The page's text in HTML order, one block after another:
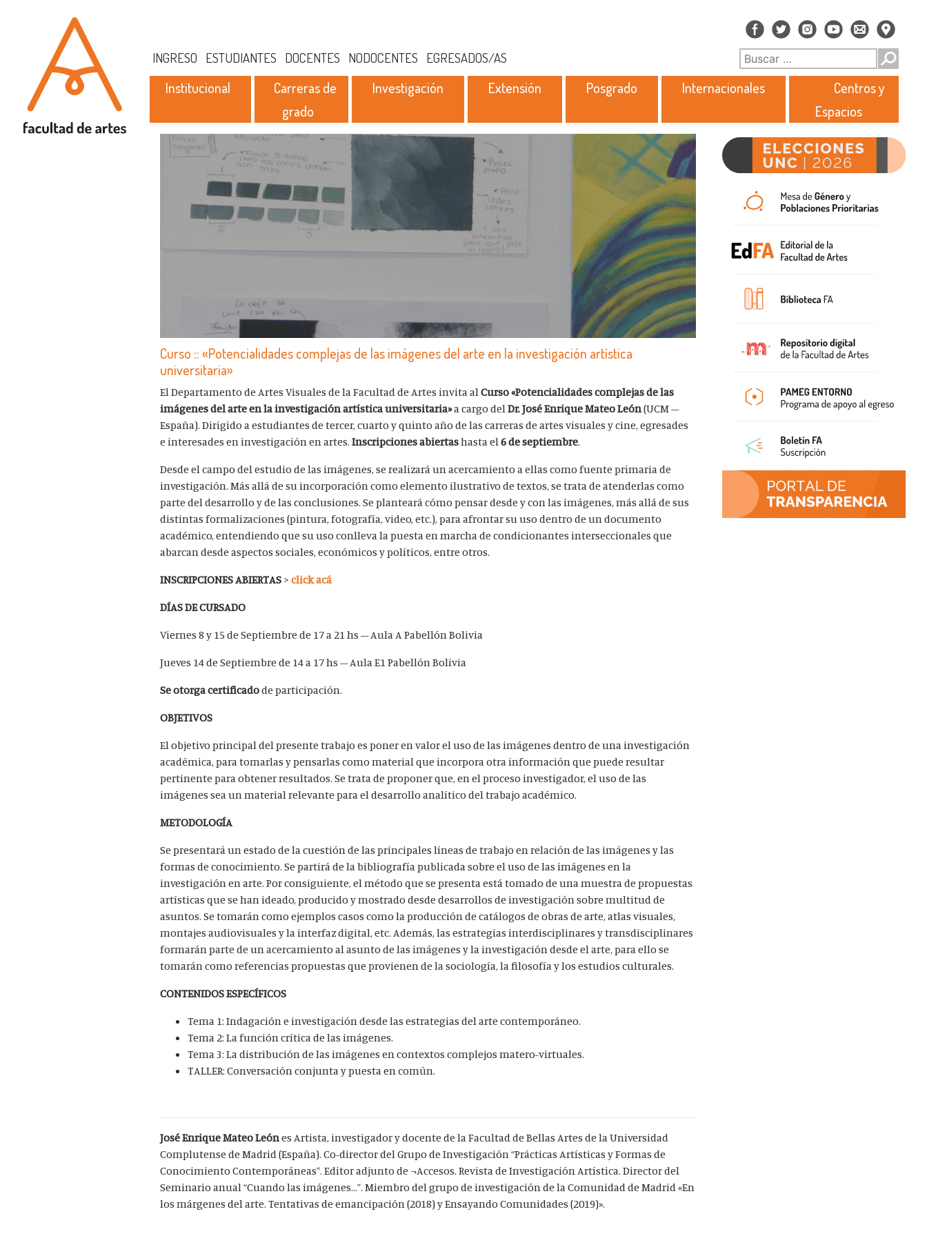
INGRESO ESTUDIANTES DOCENTES NODOCENTES EGRESADOS/AS
Institucional
Carreras de
grado
Investigación Extensión Posgrado Internacionales
Centros y
Espacios
Curso :: «Potencialidades complejas de las imágenes del arte en la investigación artística
universitaria»
El Departamento de Artes Visuales de la Facultad de Artes invita alCurso «Potencialidades complejas de las
imágenes del arte en la investigación artística universitaria»a cargo del Dr. José Enrique Mateo León(UCM –
España). Dirigido a estudiantes de tercer, cuarto y quinto año de las carreras de artes visuales y cine, egresades
e interesades en investigación en artes.Inscripciones abiertashasta el6 de septiembre.
Desde el campo del estudio de las imágenes, se realizará un acercamiento a ellas como fuente primaria de
investigación. Más allá de su incorporación como elemento ilustrativo de textos, se trata de atenderlas como
parte del desarrollo y de las conclusiones. Se planteará cómo pensar desde y con las imágenes, más allá de sus
distintas formalizaciones (pintura, fotografía, video, etc.), para afrontar su uso dentro de un documento
académico, entendiendo que su uso conlleva la puesta en marcha de condicionantes interseccionales que
abarcan desde aspectos sociales, económicos y políticos, entre otros.
INSCRIPCIONES ABIERTAS >click acá
DÍAS DE CURSADO
Viernes 8 y 15 de Septiembre de 17 a 21 hs – Aula A Pabellón Bolivia
Jueves 14 de Septiembre de 14 a 17 hs – Aula E1 Pabellón Bolivia
Se otorga certificadode participación.
OBJETIVOS
El objetivo principal del presente trabajo es poner en valor el uso de las imágenes dentro de una investigación
académica, para tomarlas y pensarlas como material que incorpora otra información que puede resultar
pertinente para obtener resultados. Se trata de proponer que, en el proceso investigador, el uso de las
imágenes sea un material relevante para el desarrollo analítico del trabajo académico.
METODOLOGÍA
Se presentará un estado de la cuestión de las principales líneas de trabajo en relación de las imágenes y las
formas de conocimiento. Se partirá de la bibliografía publicada sobre el uso de las imágenes en la
investigación en arte. Por consiguiente, el método que se presenta está tomado de una muestra de propuestas
artísticas que se han ideado, producido y mostrado desde desarrollos de investigación sobre multitud de
asuntos. Se tomarán como ejemplos casos como la producción de catálogos de obras de arte, atlas visuales,
montajes audiovisuales y la interfaz digital, etc. Además, las estrategias interdisciplinares y transdisciplinares
formarán parte de un acercamiento al asunto de las imágenes y la investigación desde el arte, para ello se
tomarán como referencias propuestas que provienen de la sociología, la filosofía y los estudios culturales.
CONTENIDOS ESPECÍFICOS
Tema 1: Indagación e investigación desde las estrategias del arte contemporáneo.
Tema 2: La función crítica de las imágenes.
Tema 3: La distribución de las imágenes en contextos complejos matero-virtuales.
TALLER: Conversación conjunta y puesta en común.
José Enrique Mateo Leónes Artista, investigador y docente de la Facultad de Bellas Artes de la Universidad
Complutense de Madrid (España). Co-director del Grupo de Investigación “Prácticas Artísticas y Formas de
Conocimiento Contemporáneas”. Editor adjunto de ¬Accesos. Revista de Investigación Artística. Director del
Seminario anual “Cuando las imágenes…”. Miembro del grupo de investigación de la Comunidad de Madrid «En
los márgenes del arte. Tentativas de emancipación (2018) y Ensayando Comunidades (2019)».